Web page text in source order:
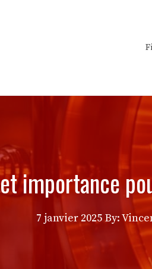
importance
7 janvier 2025 By: